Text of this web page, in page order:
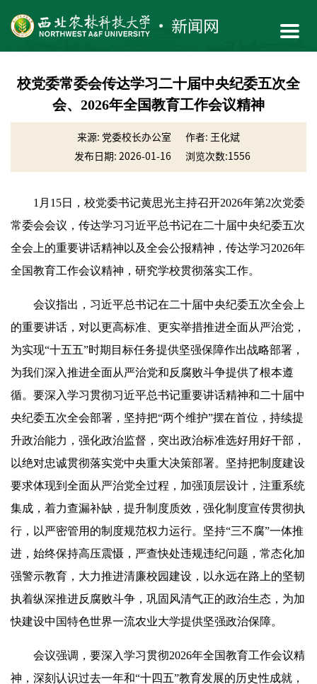
校党委常委会传达学习二十届中央纪委五次全
会、2026年全国教育工作会议精神
来源: 党委校长办公室
作者: 王化斌
发布日期: 2026-01-16
浏览次数:1556
1月15日，校党委书记黄思光主持召开2026年第2次党委
常委会会议，传达学习习近平总书记在二十届中央纪委五次
全会上的重要讲话精神以及全会公报精神，传达学习2026年
全国教育工作会议精神，研究学校贯彻落实工作。
会议指出，习近平总书记在二十届中央纪委五次全会上
的重要讲话，对以更高标准、更实举措推进全面从严治党，
为实现“十五五”时期目标任务提供坚强保障作出战略部署，
为我们深入推进全面从严治党和反腐败斗争提供了根本遵
循。要深入学习贯彻习近平总书记重要讲话精神和二十届中
央纪委五次全会部署，坚持把“两个维护”摆在首位，持续提
升政治能力，强化政治监督，突出政治标准选好用好干部，
以绝对忠诚贯彻落实党中央重大决策部署。坚持把制度建设
要求体现到全面从严治党全过程，加强顶层设计，注重系统
集成，着力查漏补缺，提升制度质效，强化制度宣传贯彻执
行，以严密管用的制度规范权力运行。坚持“三不腐”一体推
进，始终保持高压震慑，严查快处违规违纪问题，常态化加
强警示教育，大力推进清廉校园建设，以永远在路上的坚韧
执着纵深推进反腐败斗争，巩固风清气正的政治生态，为加
快建设中国特色世界一流农业大学提供坚强政治保障。
会议强调，要深入学习贯彻2026年全国教育工作会议精
神，深刻认识过去一年和“十四五”教育发展的历史性成就，